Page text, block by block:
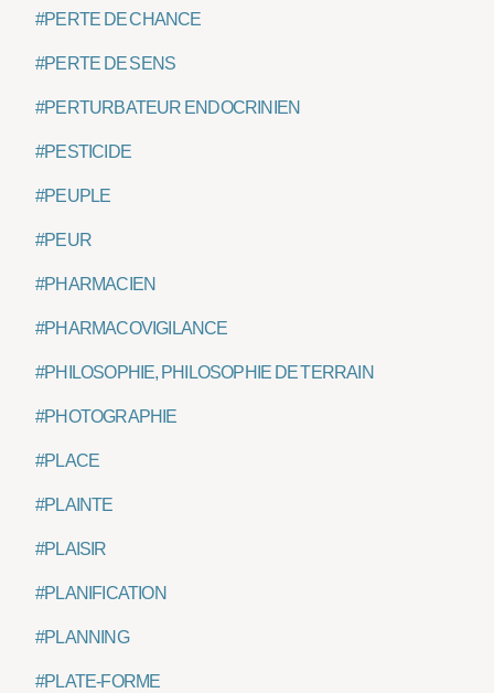
#PERTE DE CHANCE
#PERTE DE SENS
#PERTURBATEUR ENDOCRINIEN
#PESTICIDE
#PEUPLE
#PEUR
#PHARMACIEN
#PHARMACOVIGILANCE
#PHILOSOPHIE, PHILOSOPHIE DE TERRAIN
#PHOTOGRAPHIE
#PLACE
#PLAINTE
#PLAISIR
#PLANIFICATION
#PLANNING
#PLATE-FORME